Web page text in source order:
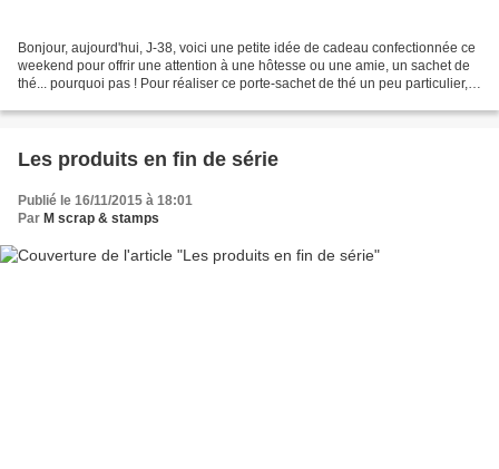
Bonjour, aujourd'hui, J-38, voici une petite idée de cadeau confectionnée ce
weekend pour offrir une attention à une hôtesse ou une amie, un sachet de
thé... pourquoi pas ! Pour réaliser ce porte-sachet de thé un peu particulier,
Les produits en fin de série
Publié le 16/11/2015 à 18:01
Par M scrap & stamps